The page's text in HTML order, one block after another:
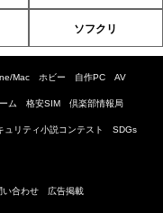
ソフクリ
Mac ホビー 自作PC AV
ム 格安SIM 倶楽部情報局
ュリティ小説コンテスト SDGs
い合わせ 広告掲載